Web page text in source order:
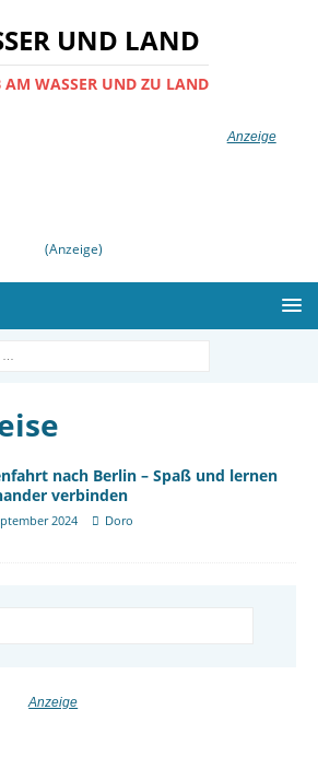
UND LAND
AM WASSER UND ZU LAND
(Anzeige)
nach Berlin – Spaß und lernen
verbinden
2024 Doro